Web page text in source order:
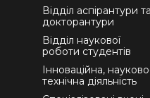
Відділ аспірантури та
докторантури
Відділ наукової
роботи студентів
Інноваційна,
технічна діяльність